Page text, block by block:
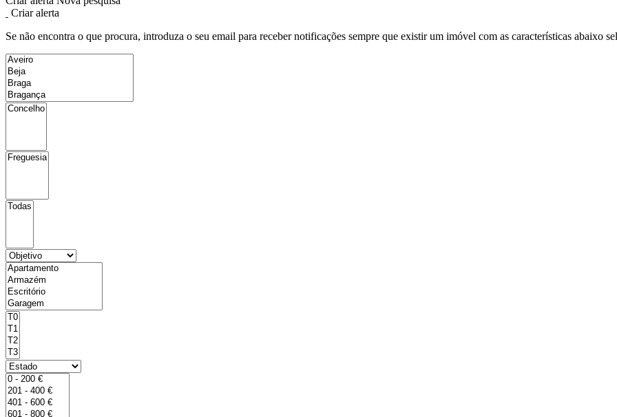
Criar alerta
Se não encontra o que procura, introduza o seu email para receber notificações sempre que existir um imóvel com as características abaixo